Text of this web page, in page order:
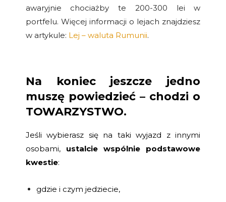
awaryjnie chociażby te 200-300 lei w
portfelu. Więcej informacji o lejach znajdziesz
w artykule: Lej – waluta Rumunii.
Na koniec jeszcze jedno
muszę powiedzieć – chodzi o
TOWARZYSTWO.
Jeśli wybierasz się na taki wyjazd z innymi
osobami, ustalcie wspólnie podstawowe
kwestie:
gdzie i czym jedziecie,